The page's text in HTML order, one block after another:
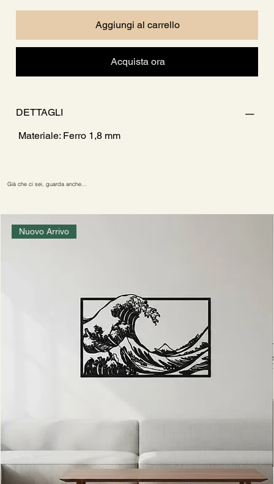
Aggiungi al carrello
Acquista ora
DETTAGLI
Materiale: Ferro 1,8 mm
Già che ci sei, guarda anche…
Nuovo Arrivo